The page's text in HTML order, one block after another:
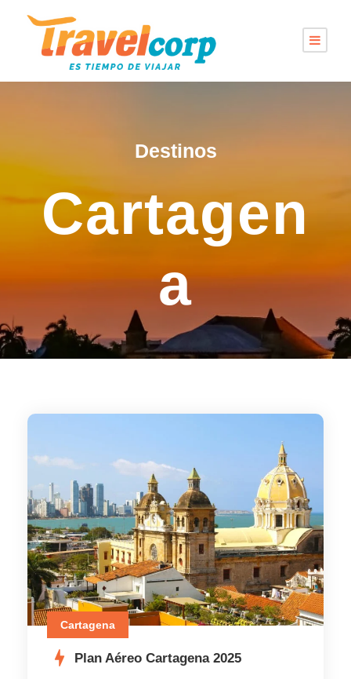
Destinos
Cartagen
a
Cartagena
Plan Aéreo Cartagena 2025